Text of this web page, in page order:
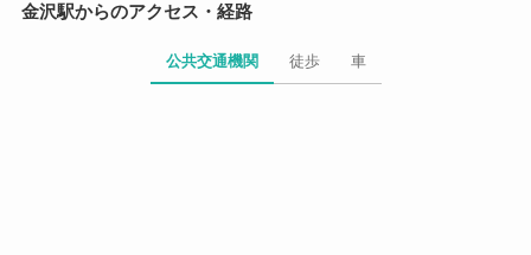
金沢駅からのアクセス・経路
公共交通機関 徒歩 車